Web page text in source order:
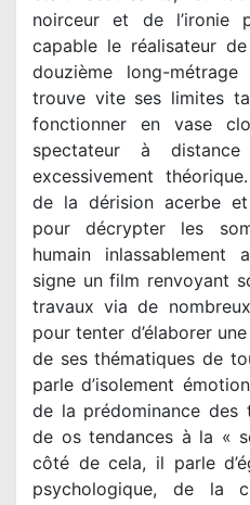
noirceur et de l’ironie
capable le réalisateur de
douzième long-
trouve vite ses limites
fonctionner en vase
spectateur à
excessivement
de la dérision acerbe
pour décrypter les
humain inlassablement
signe un film renvoyant
travaux via de
pour tenter d’élaborer
de ses thématiques de
parle d’isolement
de la prédominance des
de os tendances à la «
côté de cela, il parle
psychologique, de la